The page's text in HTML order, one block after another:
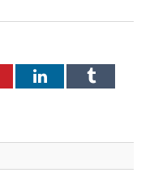
LinkedInTumblr